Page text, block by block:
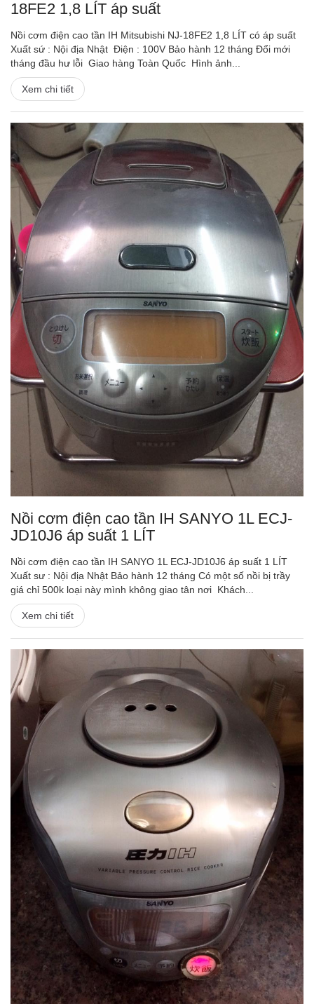
18FE2 1,8 LÍT áp suất
Nồi cơm điện cao tần IH Mitsubishi NJ-18FE2 1,8 LÍT có áp suất
Xuất sứ : Nội địa Nhật Điện : 100V Bảo hành 12 tháng Đổi mới
tháng đầu hư lỗi Giao hàng Toàn Quốc Hình ảnh...
Xem chi tiết
Nồi cơm điện cao tần IH SANYO 1L ECJ-
JD10J6 áp suất 1 LÍT
Nồi cơm điện cao tần IH SANYO 1L ECJ-JD10J6 áp suất 1 LÍT
Xuất sư : Nội địa Nhật Bảo hành 12 tháng Có một số nồi bị trầy
giá chỉ 500k loại này mình không giao tân nơi Khách...
Xem chi tiết